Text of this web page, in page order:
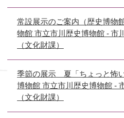
常設展示のご案内（歴史博物
物館 市立市川歴史博物館 - 市
（文化財課）
季節の展示 夏「ちょっと怖
博物館 市立市川歴史博物館 -
（文化財課）